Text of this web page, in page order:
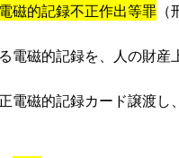
磁的記録不正作出等罪
電磁的記録を、人の財産
磁的記録カード譲渡し